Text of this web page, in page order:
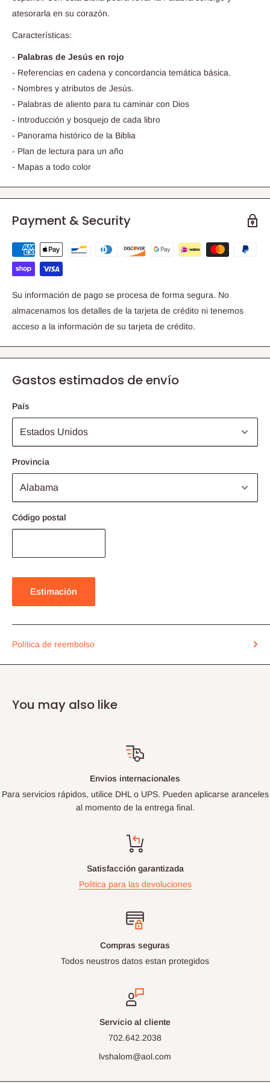
atesorarla en su corazón.
Características:
- Palabras de Jesús en rojo
- Referencias en cadena y concordancia temática básica.
- Nombres y atributos de Jesús.
- Palabras de aliento para tu caminar con Dios
- Introducción y bosquejo de cada libro
- Panorama histórico de la Biblia
- Plan de lectura para un año
- Mapas a todo color
Payment & Security
Su información de pago se procesa de forma segura. No
almacenamos los detalles de la tarjeta de crédito ni tenemos
acceso a la información de su tarjeta de crédito.
Gastos estimados de envío
País
Provincia
Código postal
Estimación
Política de reembolso
You may also like
Envios internacionales
Para servicios rápidos, utilice DHL o UPS. Pueden aplicarse aranceles
al momento de la entrega final.
Satisfacción garantizada
Politica para las devoluciones
Compras seguras
Todos neustros datos estan protegidos
Servicio al cliente
702.642.2038
lvshalom@aol.com